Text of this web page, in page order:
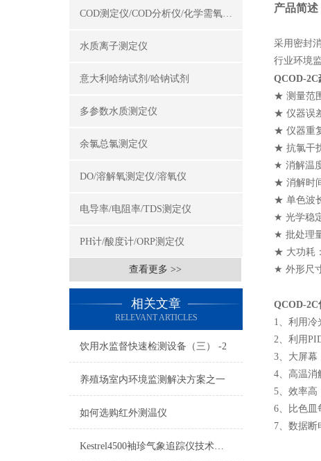
COD测定仪/COD分析仪/化学需氧量测定仪
水质离子测定仪
意大利哈纳试剂/哈钠试剂
多参数水质测定仪
余氯总氯测定仪
DO/溶解氧测定仪/溶氧仪
电导率/电阻率/TDS测定仪
PH计/酸度计/ORP测定仪
查看更多 >>
相关文章
RELEVANT ARTICLES
饮用水监督快速检测设备（三） -2
养殖场室内环境监测解决方案之一
如何选购红外测温仪
Kestrel4500袖珍气象追踪仪技术参数及测量项目
产品简述
采用密封
行业环境
QCOD-2C
★ 测量范
★ 仪器误
★ 仪器重
★ 抗氯干
★ 消解温
★ 消解时
★ 单色波
★ 光学稳
★ 批处理
★ 大功耗
★ 外形尺
消解器
QCOD-2C
1、利用冷
2、利用
3、大屏幕
4、高温消
5、效率高
6、比色皿
7、数据断